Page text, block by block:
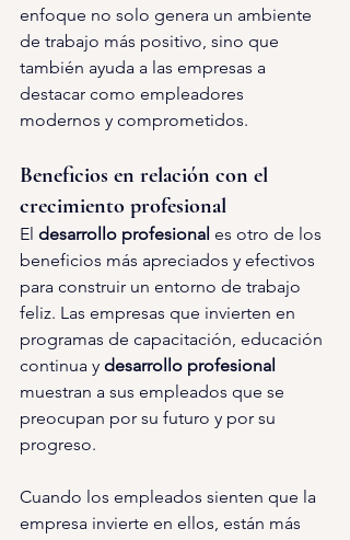
enfoque no solo genera un ambiente
de trabajo más positivo, sino que
también ayuda a las empresas a
destacar como empleadores
modernos y comprometidos.
Beneficios en relación con el
crecimiento profesional
El desarrollo profesional es otro de los
beneficios más apreciados y efectivos
para construir un entorno de trabajo
feliz. Las empresas que invierten en
programas de capacitación, educación
continua y desarrollo profesional
muestran a sus empleados que se
preocupan por su futuro y por su
progreso.
Cuando los empleados sienten que la
empresa invierte en ellos, están más